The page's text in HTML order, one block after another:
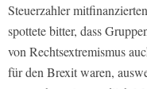
Steuerzahler
spottete bitter, dass
von Rechtsextremismus
für den Brexit waren,